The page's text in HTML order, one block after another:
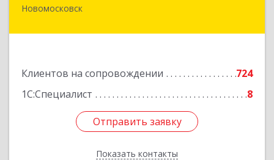
Новомосковск
Клиентов на сопровождении
724
1С:Специалист
8
Отправить заявку
Показать контакты
301659, Тульская обл, Новомосковский р-н,
Отправить заявку
Назад